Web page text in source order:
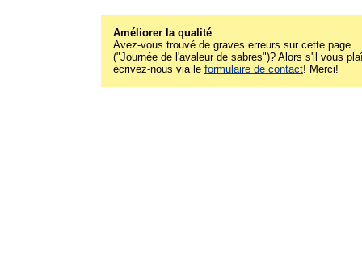
Améliorer la qualité
Avez-vous trouvé de graves erreurs sur cette page
("Journée de l'avaleur de sabres")? Alors s'il vous
écrivez-nous via le formulaire de contact! Merci!